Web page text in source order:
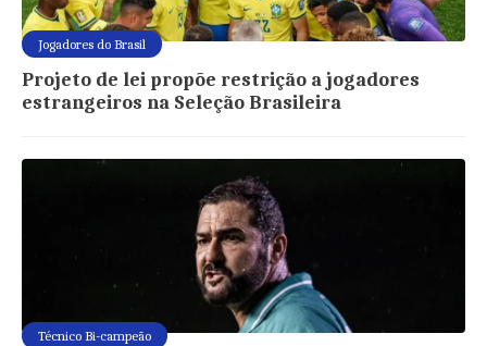
Jogadores do Brasil
Projeto de lei propõe restrição a jogadores
estrangeiros na Seleção Brasileira
Técnico Bi-campeão